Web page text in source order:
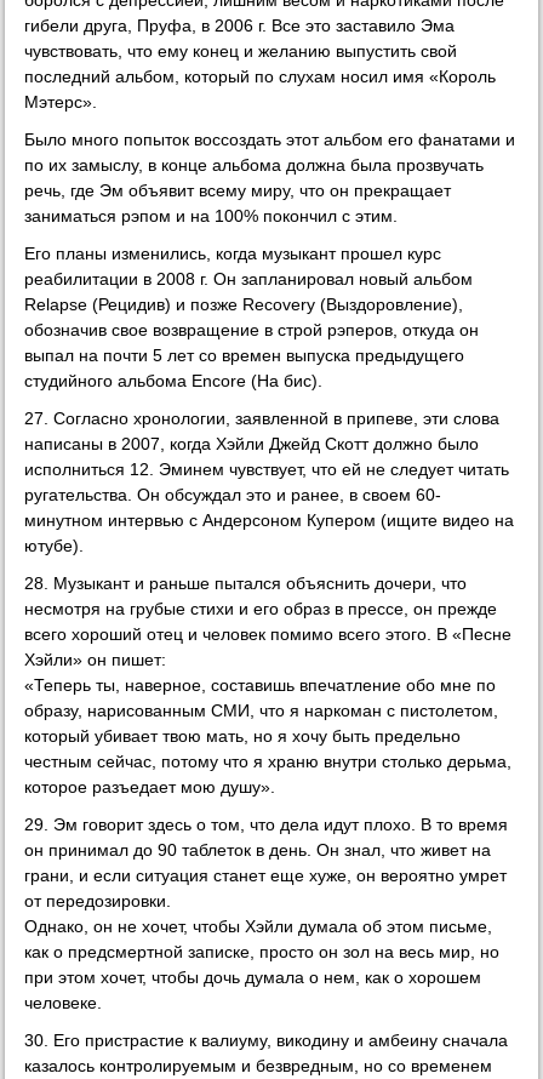
гибели друга, Пруфа, в 2006 г. Все это заставило Эма
чувствовать, что ему конец и желанию выпустить свой
последний альбом, который по слухам носил имя «Король
Мэтерс».
Было много попыток воссоздать этот альбом его фанатами и
по их замыслу, в конце альбома должна была прозвучать
речь, где Эм объявит всему миру, что он прекращает
заниматься рэпом и на 100% покончил с этим.
Его планы изменились, когда музыкант прошел курс
реабилитации в 2008 г. Он запланировал новый альбом
Relapse (Рецидив) и позже Recovery (Выздоровление),
обозначив свое возвращение в строй рэперов, откуда он
выпал на почти 5 лет со времен выпуска предыдущего
студийного альбома Encore (На бис).
27. Согласно хронологии, заявленной в припеве, эти слова
написаны в 2007, когда Хэйли Джейд Скотт должно было
исполниться 12. Эминем чувствует, что ей не следует читать
ругательства. Он обсуждал это и ранее, в своем 60-
минутном интервью с Андерсоном Купером (ищите видео на
ютубе).
28. Музыкант и раньше пытался объяснить дочери, что
несмотря на грубые стихи и его образ в прессе, он прежде
всего хороший отец и человек помимо всего этого. В «Песне
Хэйли» он пишет:
«Теперь ты, наверное, составишь впечатление обо мне по
образу, нарисованным СМИ, что я наркоман с пистолетом,
который убивает твою мать, но я хочу быть предельно
честным сейчас, потому что я храню внутри столько дерьма,
которое разъедает мою душу».
29. Эм говорит здесь о том, что дела идут плохо. В то время
он принимал до 90 таблеток в день. Он знал, что живет на
грани, и если ситуация станет еще хуже, он вероятно умрет
от передозировки.
Однако, он не хочет, чтобы Хэйли думала об этом письме,
как о предсмертной записке, просто он зол на весь мир, но
при этом хочет, чтобы дочь думала о нем, как о хорошем
человеке.
30. Его пристрастие к валиуму, викодину и амбеину сначала
казалось контролируемым и безвредным, но со временем